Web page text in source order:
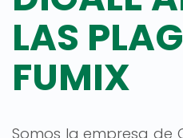
LAS
FUMIX
Somos la empresa de